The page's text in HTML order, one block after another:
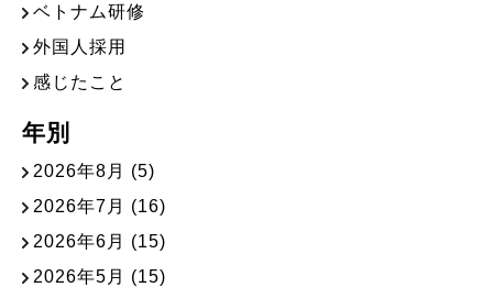
ベトナム研修
外国人採用
感じたこと
年別
2026年8月 (5)
2026年7月 (16)
2026年6月 (15)
2026年5月 (15)